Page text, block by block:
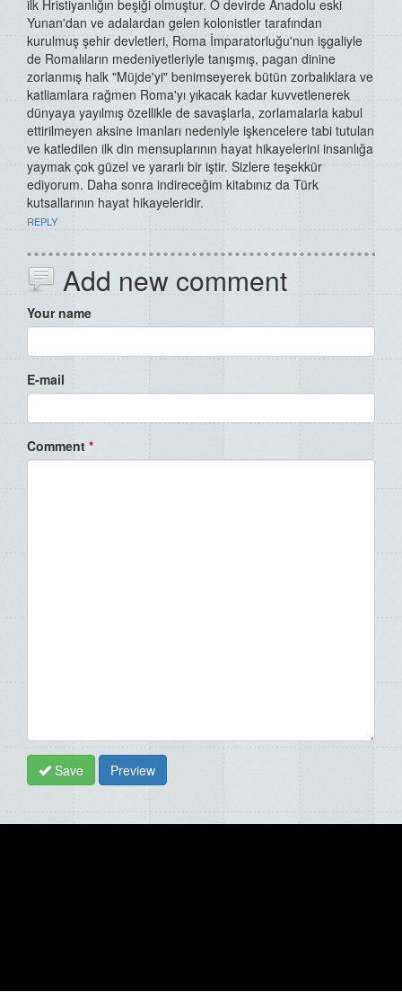
ilk Hristiyanlığın beşiği olmuştur. O devirde Anadolu eski
Yunan'dan ve adalardan gelen kolonistler tarafından
kurulmuş şehir devletleri, Roma İmparatorluğu'nun işgaliyle
de Romalıların medeniyetleriyle tanışmış, pagan dinine
zorlanmış halk "Müjde'yi" benimseyerek bütün zorbalıklara ve
katliamlara rağmen Roma'yı yıkacak kadar kuvvetlenerek
dünyaya yayılmış özellikle de savaşlarla, zorlamalarla kabul
ettirilmeyen aksine imanları nedeniyle işkencelere tabi tutulan
ve katledilen ilk din mensuplarının hayat hikayelerini insanlığa
yaymak çok güzel ve yararlı bir iştir. Sizlere teşekkür
ediyorum. Daha sonra indireceğim kitabınız da Türk
kutsallarının hayat hikayeleridir.
REPLY
Add new comment
Your name
E-mail
Comment *
Save Preview